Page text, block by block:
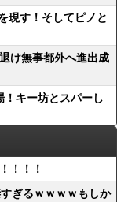
現す！そしてピノと
け無事都外へ進出成
キー坊とスパーし
！！！
ぎるｗｗｗｗもしか